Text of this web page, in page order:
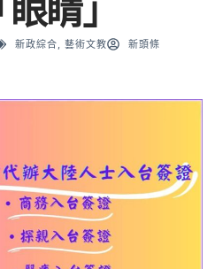
睛」
新政綜合 藝術文教 新頭條